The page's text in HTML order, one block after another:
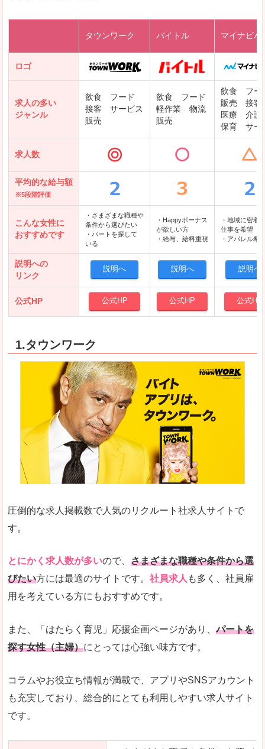
DODAエンジニア IT
クリーデンス
テンプスタッフ
アパレル転職なび
タウンワーク バイトル マイナビバ
ロゴ
求人の多い
ジャンル
飲食 フード
接客 サービス
販売
飲食 フード
軽作業 物流
販売
飲食 フー
販売 接客
医療 介護
保育 サー
求人数
平均的な給与額
※5段階評価
こんな女性に
おすすめです
・さまざまな職種や
条件から選びたい
・パートを探して
いる
・Happyボーナス
が欲しい方
・給与、給料重視
・地域に密着
仕事を希望
・アパレル希
説明への
リンク
説明へ 説明へ 説明へ
公式HP 公式HP 公式HP 公式HP
1.タウンワーク
圧倒的な求人掲載数で人気のリクルート社求人サイトで
す。
とにかく求人数が多いので、 さまざまな職種や条件から選
びたい方には最適のサイトです。 社員求人 も多く、社員雇
用を考えている方にもおすすめです。
また、「はたらく育児」応援企画ページがあり、パートを
探す女性（主婦）にとっては心強い味方です。
コラムやお役立ち情報が満載で、アプリやSNSアカウント
も充実しており、総合的にとても利用しやすい求人サイト
です。